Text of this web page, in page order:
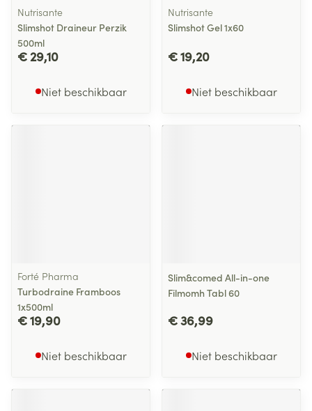
Nutrisante
Slimshot Draineur Perzik
500ml
€ 29,10
Niet beschikbaar
Nutrisante
Slimshot Gel 1x60
€ 19,20
Niet beschikbaar
Forté Pharma
Turbodraine Framboos
1x500ml
€ 19,90
Niet beschikbaar
Slim&comed All-in-one
Filmomh Tabl 60
€ 36,99
Niet beschikbaar